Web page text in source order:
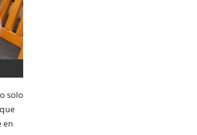
solo
en